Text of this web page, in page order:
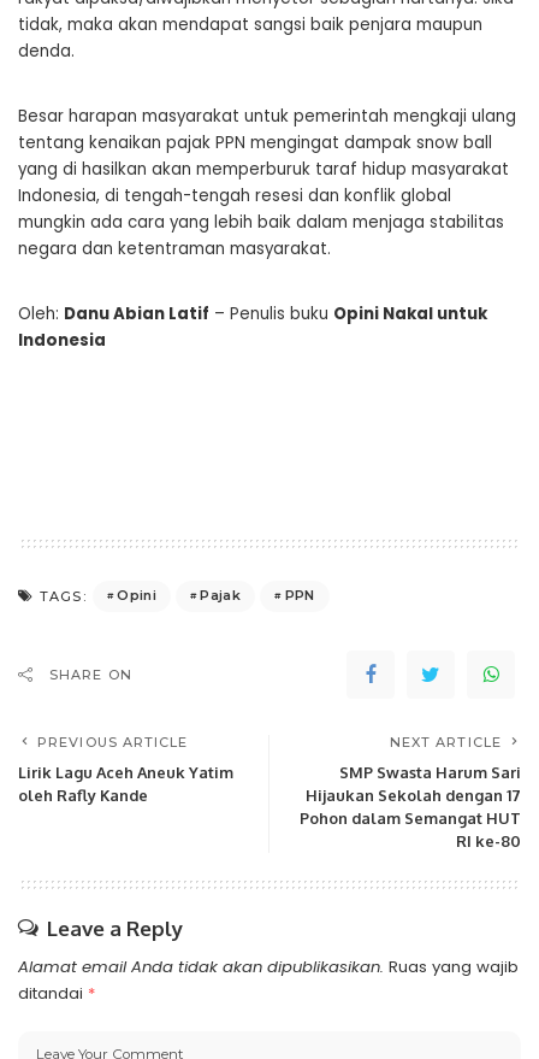
tidak, maka akan mendapat sangsi baik penjara maupun
denda.
Besar harapan masyarakat untuk pemerintah mengkaji ulang
tentang kenaikan pajak PPN mengingat dampak snow ball
yang di hasilkan akan memperburuk taraf hidup masyarakat
Indonesia, di tengah-tengah resesi dan konflik global
mungkin ada cara yang lebih baik dalam menjaga stabilitas
negara dan ketentraman masyarakat.
Oleh: Danu Abian Latif – Penulis buku Opini Nakal untuk
Indonesia
TAGS: Opini Pajak PPN
SHARE ON
PREVIOUS ARTICLE
Lirik Lagu Aceh Aneuk Yatim
oleh Rafly Kande
NEXT ARTICLE
SMP Swasta Harum Sari
Hijaukan Sekolah dengan 17
Pohon dalam Semangat HUT
RI ke-80
Leave a Reply
Alamat email Anda tidak akan dipublikasikan. Ruas yang wajib
ditandai *